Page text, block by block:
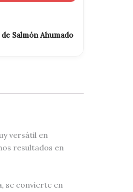
Salmón Ahumado
versátil en
resultados en
se convierte en